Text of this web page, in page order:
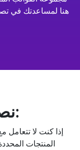
هنا لمساعدتك في
نصيحة احترافية:
إذا كنت لا
المنتجات